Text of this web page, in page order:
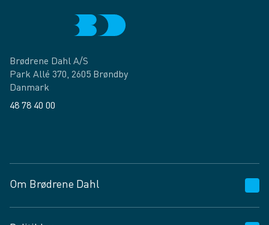
Brødrene Dahl A/S
Park Allé 370, 2605 Brøndby
Danmark
48 78 40 00
Om Brødrene Dahl